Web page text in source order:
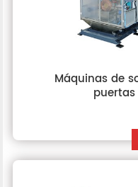
Máquinas de